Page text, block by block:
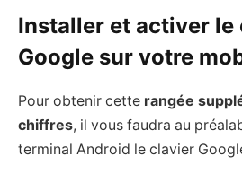
Installer et activer le
Google sur votre
Pour obtenir cette rangée
chiffres, il vous faudra au
terminal Android le clavier